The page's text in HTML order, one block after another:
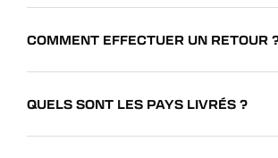
COMMENT EFFECTUER UN RETOUR
QUELS SONT LES PAYS LIVRÉS ?